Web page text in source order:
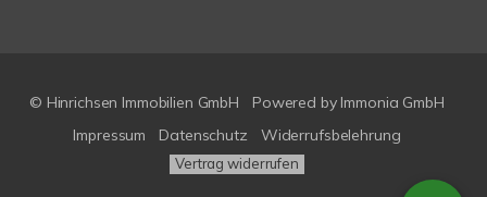
© Hinrichsen Immobilien GmbH Powered by Immonia GmbH
Impressum
Datenschutz Widerrufsbelehrung
Vertrag widerrufen